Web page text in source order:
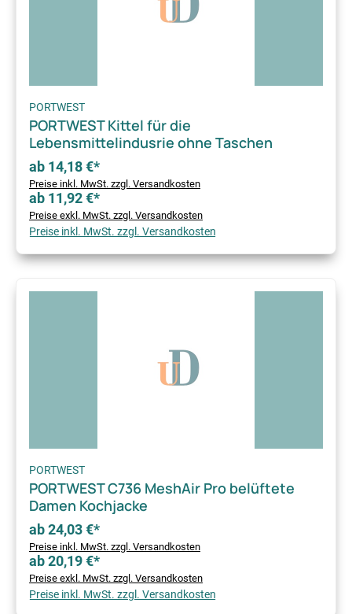
PORTWEST
PORTWEST Kittel für die
Lebensmittelindusrie ohne Taschen
ab 14,18 €*
Preise inkl. MwSt. zzgl. Versandkosten
ab 11,92 €*
Preise exkl. MwSt. zzgl. Versandkosten
Preise inkl. MwSt. zzgl. Versandkosten
PORTWEST
PORTWEST C736 MeshAir Pro belüftete
Damen Kochjacke
ab 24,03 €*
Preise inkl. MwSt. zzgl. Versandkosten
ab 20,19 €*
Preise exkl. MwSt. zzgl. Versandkosten
Preise inkl. MwSt. zzgl. Versandkosten